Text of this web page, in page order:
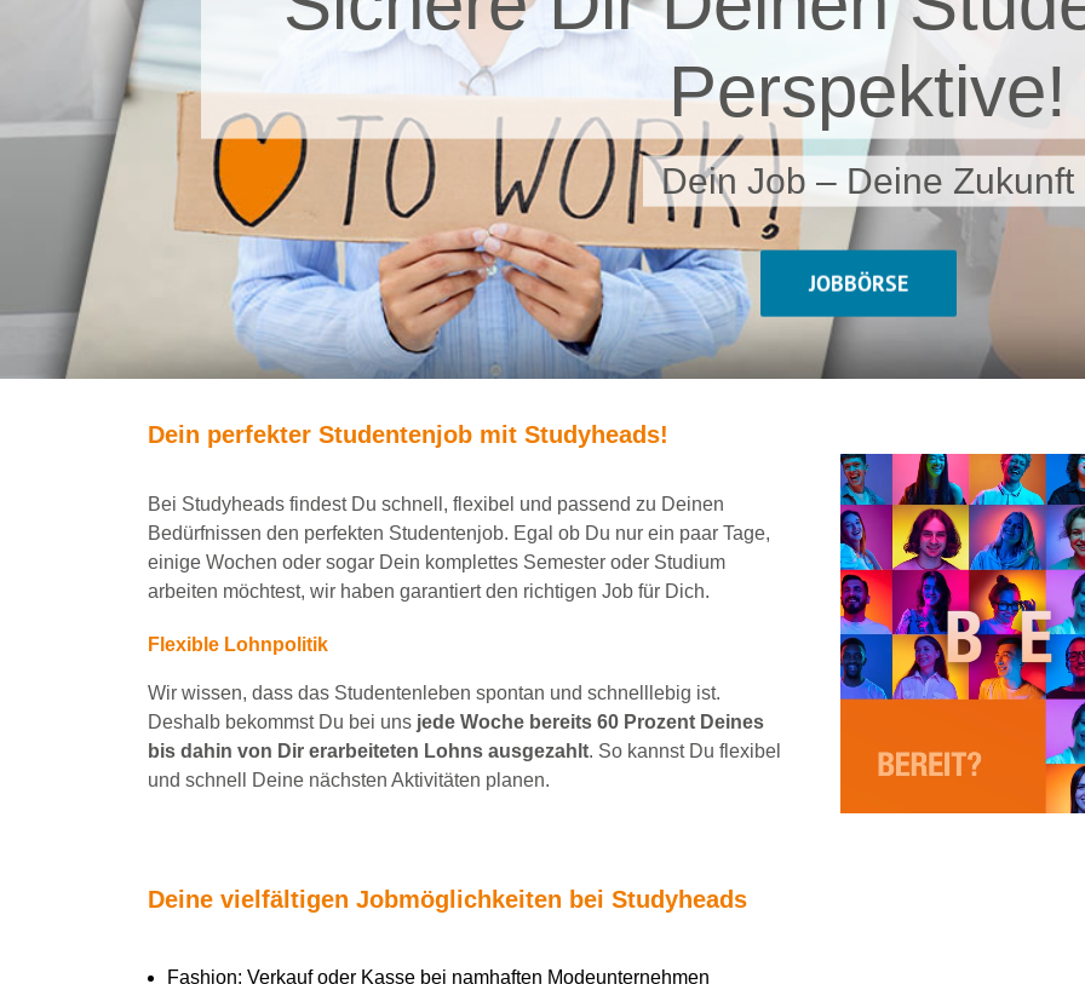
Perspektive!
Dein Job – Deine Zukunft
JOBBÖRSE
Dein perfekter Studentenjob mit Studyheads!
Bei Studyheads findest Du schnell, flexibel und passend zu Deinen
Bedürfnissen den perfekten Studentenjob. Egal ob Du nur ein paar Tage,
einige Wochen oder sogar Dein komplettes Semester oder Studium
arbeiten möchtest, wir haben garantiertden richtigen Job für Dich.
Flexible Lohnpolitik
Wir wissen, dass das Studentenleben spontan und schnelllebig ist.
Deshalb bekommst Du bei uns jede Woche bereits 60 Prozent Deines
bis dahin von Dir erarbeiteten Lohns ausgezahlt. So kannst Du flexibel
und schnell Deine nächsten Aktivitäten planen.
Deine vielfältigen Jobmöglichkeiten bei Studyheads
Fashion: Verkauf oder Kasse bei namhaften Modeunternehmen